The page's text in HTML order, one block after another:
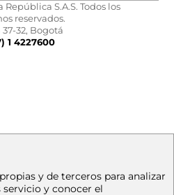
S.A.S. Todos los
reservados.
37-32, Bogotá
1 4227600
y de terceros para analizar
y conocer el